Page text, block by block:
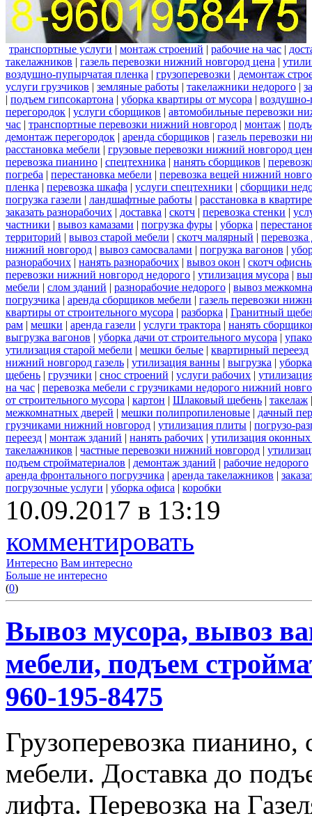
транспортные услуги | монтаж строений | рабочие на час |
такелажников | газель перевозки нижний новгород цена |
воздушно-пупырчатая пленка | грузоперевозки | демонтаж
услуги грузчиков | земляные работы | такелажники недорого |
| подъем гипсокартона | уборка квартиры от мусора | воздушно-
перегородок | услуги сборщиков | автомобильные перевозки
час | транспортные перевозки нижний новгород | монтаж |
демонтаж перегородок | аренда сборщиков | газель перевозки
расстановка мебели | грузовые перевозки нижний новгород
перевозка пианино | спецтехника | нанять сборщиков |
погреба | перестановка мебели | перевозка вещей нижний
пленка | перевозка шкафа | услуги спецтехники | сборщики
погрузка газели | ландшафтные работы | расстановка в квартире
заказать разнорабочих | доставка | скотч | перевозка стенки |
частники | вывоз камазами | погрузка фуры | уборка |
территорий | вывоз старой мебели | скотч малярный |
нижний новгород | вывоз самосвалами | погрузка вагонов |
разнорабочих | нанять разнорабочих | вывоз окон | скотч
перевозки нижний новгород недорого | утилизация мусора |
мебели | слом зданий | разнорабочие недорого | вывоз
погрузчика | аренда сборщиков мебели | газель перевозки
квартиры от строительного мусора | разборка | Гранитный
рам | мешки | аренда газели | услуги трактора | нанять
выгрузка вагонов | уборка дачи от строительного мусора |
утилизация старой мебели | мешки белые | квартирный переезд
нижний новгород газель | утилизация ванны | выгрузка |
щебень | грузчики | снос строений | услуги рабочих |
на час | перевозка мебели с грузчиками недорого нижний
от строительного мусора | картон | Шлаковый щебень | такелаж
межкомнатных дверей | мешки полипропиленовые | дачный
грузчиками нижний новгород | утилизация плиты | погрузо-
переезд | монтаж зданий | нанять рабочих | утилизация
такелажников | частные перевозки нижний новгород |
подъем стройматериалов | демонтаж зданий | рабочие недорого
аренда фронтального погрузчика | аренда такелажников |
погрузочные услуги | уборка офиса | коробки
10.09.2017 в 13:19
комментировать
Интересно Вам интересно
Больше не интересно
(0)
Вывоз мусора, вывоз
мебели, подъем
960-195-8475
Грузоперевозка
мебели. Доставка до
лифта. Перевозка на